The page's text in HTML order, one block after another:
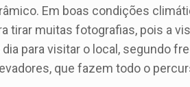
Em boas condições
tirar muitas fotografias, pois a
para visitar o local, segundo
que fazem todo o